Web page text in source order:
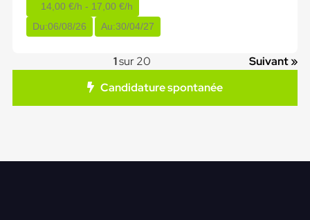
14,00 €/h - 17,00 €/h
Du:06/08/26 Au:30/04/27
1sur 20
Suivant »
Candidature spontanée